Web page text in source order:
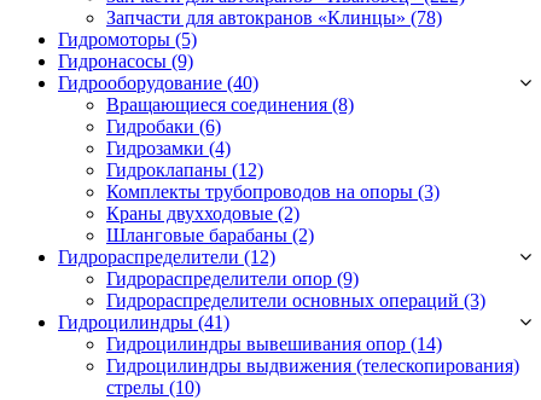
Запчасти для автокранов «Клинцы» (78)
Гидромоторы (5)
Гидронасосы (9)
Гидрооборудование (40)
Вращающиеся соединения (8)
Гидробаки (6)
Гидрозамки (4)
Гидроклапаны (12)
Комплекты трубопроводов на опоры (3)
Краны двухходовые (2)
Шланговые барабаны (2)
Гидрораспределители (12)
Гидрораспределители опор (9)
Гидрораспределители основных операций (3)
Гидроцилиндры (41)
Гидроцилиндры вывешивания опор (14)
Гидроцилиндры выдвижения (телескопирования)
стрелы (10)